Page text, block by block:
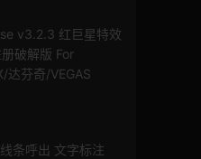
v3.2.3 红巨星特效
破解版 For
达芬奇/VEGAS
条呼出 文字标注